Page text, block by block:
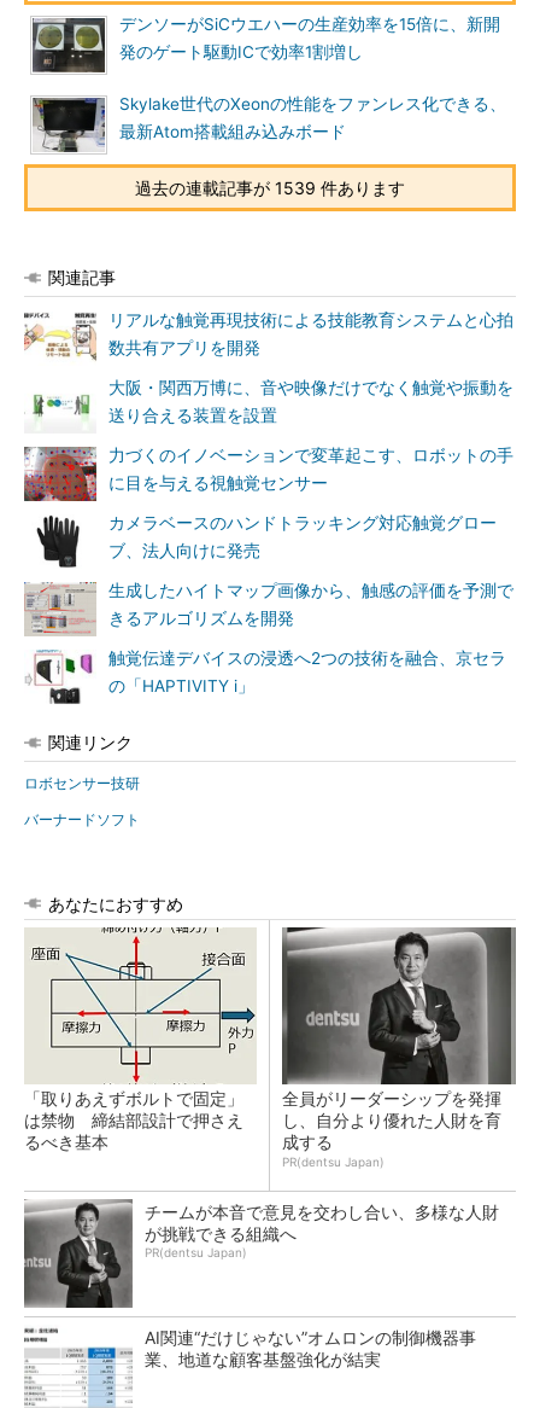
デンソーがSiCウエハーの生産効率を15倍に、新開
発のゲート駆動ICで効率1割増し
Skylake世代のXeonの性能をファンレス化できる、
最新Atom搭載組み込みボード
過去の連載記事が 1539 件あります
関連記事
リアルな触覚再現技術による技能教育システムと心拍
数共有アプリを開発
大阪・関西万博に、音や映像だけでなく触覚や振動を
送り合える装置を設置
力づくのイノベーションで変革起こす、ロボットの手
に目を与える視触覚センサー
カメラベースのハンドトラッキング対応触覚グロー
ブ、法人向けに発売
生成したハイトマップ画像から、触感の評価を予測で
きるアルゴリズムを開発
触覚伝達デバイスの浸透へ2つの技術を融合、京セラ
の「HAPTIVITY i」
関連リンク
ロボセンサー技研
バーナードソフト
あなたにおすすめ
「取りあえずボルトで固定」
は禁物 締結部設計で押さえ
るべき基本
全員がリーダーシップを発揮
し、自分より優れた人財を育
成する
PR(dentsu Japan)
チームが本音で意見を交わし合い、多様な人財
が挑戦できる組織へ
PR(dentsu Japan)
AI関連“だけじゃない”オムロンの制御機器事
業、地道な顧客基盤強化が結実